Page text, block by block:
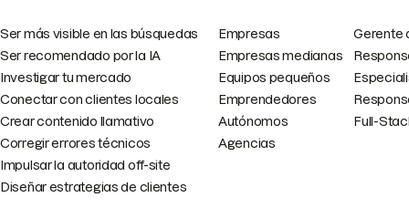
Ser más visible en las búsquedas
Ser recomendado por la IA
Investigar tu mercado
Conectar con clientes locales
Crear contenido llamativo
Corregir errores técnicos
Impulsar la autoridad off-site
Diseñar estrategias de clientes
Empresas
Empresas medianas
Equipos pequeños
Emprendedores
Autónomos
Agencias
Gerente
Full-